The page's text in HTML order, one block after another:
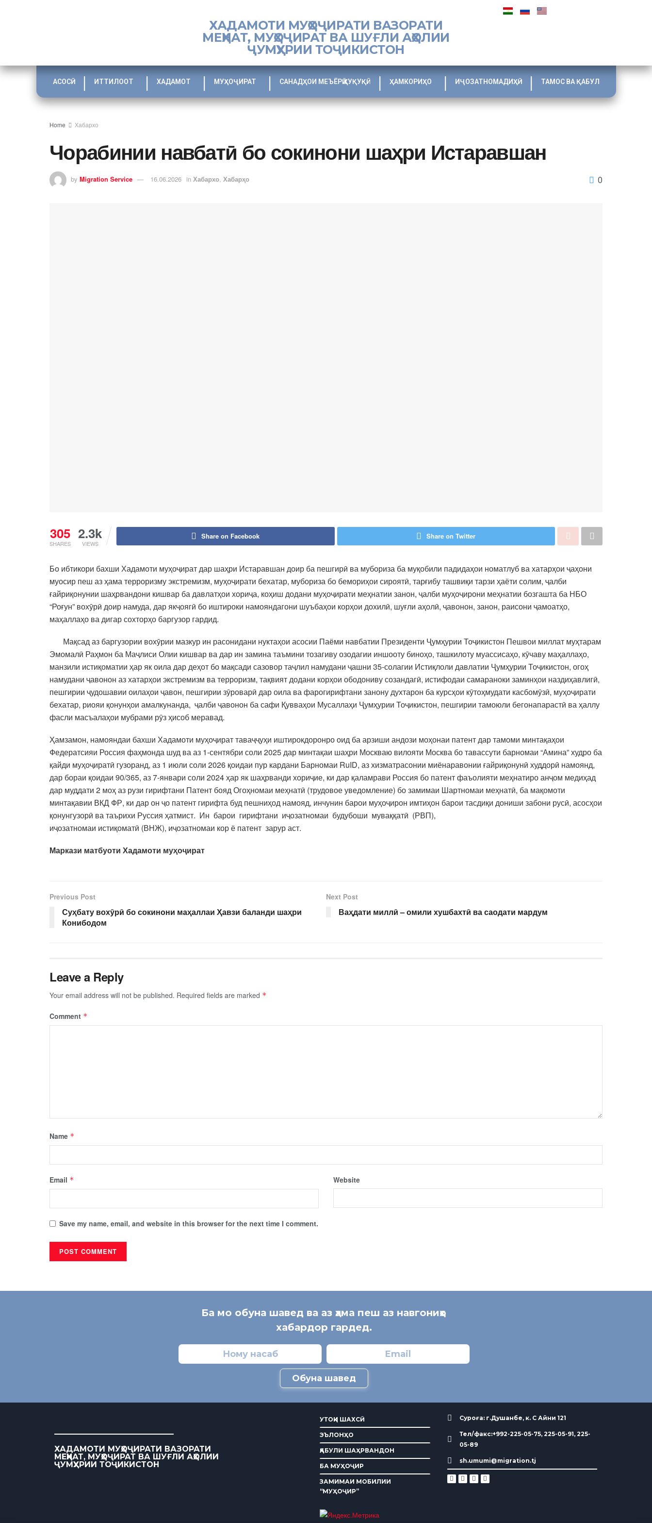
ХАДАМОТИ МУҲОҶИРАТИ ВАЗОРАТИ
МЕҲНАТ, МУҲОҶИРАТ ВА ШУҒЛИ АҲОЛИИ
ҶУМҲУРИИ ТОҶИКИСТОН
АСОСӢ ИТТИЛООТ ХАДАМОТ МУҲОҶИРАТ САНАДҲОИ МЕЪЁРӢ ҲУҚУҚӢ ҲАМКОРИҲО ИҶОЗАТНОМАДИҲӢ ТАМОС ВА ҚАБУЛ
Home Хабархо
Чорабинии навбатӣ бо сокинони шаҳри Истаравшан
by Migration Service 16.06.2026 in Хабархо, Хабарҳо 0
305
SHARES
2.3k
VIEWS
Share on Facebook Share on Twitter
Бо ибтикори бахши Хадамоти муҳоҷират дар шаҳри Истаравшан доир ба пешгирӣ ва мубориза ба муқобили падидаҳои номатлуб ва хатарҳои ҷаҳони
муосир пеш аз ҳама терроризму экстремизм, муҳоҷирати бехатар, мубориза бо бемориҳои сироятӣ, тарғибу ташвиқи тарзи ҳаёти солим, ҷалби
ғайриқонунии шаҳрвандони кишвар ба давлатҳои хориҷа, коҳиш додани муҳоҷирати меҳнатии занон, ҷалби муҳоҷирони меҳнатии бозгашта ба НБО
“Роғун” вохӯрӣ доир намуда, дар якҷоягӣ бо иштироки намояндагони шуъбаҳои корҳои дохилӣ, шуғли аҳолӣ, ҷавонон, занон, раисони ҷамоатҳо,
маҳаллаҳо ва дигар сохторҳо баргузор гардид.
Мақсад аз баргузории вохӯрии мазкур ин расонидани нуктаҳои асосии Паёми навбатии Президенти Ҷумҳурии Тоҷикистон Пешвои миллат муҳтарам
Эмомалӣ Раҳмон ба Маҷлиси Олии кишвар ва дар ин замина таъмини тозагиву озодагии иншооту биноҳо, ташкилоту муассисаҳо, кӯчаву маҳаллаҳо,
манзили истиқоматии ҳар як оила дар деҳот бо мақсади сазовор таҷлил намудани ҷашни 35-солагии Истиқлоли давлатии Ҷумҳурии Тоҷикистон, огоҳ
намудани ҷавонон аз хатарҳои экстремизм ва терроризм, тақвият додани корҳои ободониву созандагӣ, истифодаи самараноки заминҳои наздиҳавлигӣ,
пешгирии ҷудошавии оилаҳои ҷавон, пешгирии зӯроварӣ дар оила ва фарогирифтани занону духтарон ба курсҳои кӯтоҳмудати касбомӯзӣ, муҳоҷирати
бехатар, риояи қонунҳои амалкунанда, ҷалби ҷавонон ба сафи Қувваҳои Мусаллаҳи Ҷумҳурии Тоҷикистон, пешгирии тамоюли бегонапарастӣ ва ҳаллу
фасли масъалаҳои мубрами рӯз ҳисоб меравад.
Ҳамзамон, намояндаи бахши Хадамоти муҳоҷират таваҷҷуҳи иштирокдоронро оид ба арзиши андози моҳонаи патент дар тамоми минтақаҳои
Федератсияи Россия фаҳмонда шуд ва аз 1-сентябри соли 2025 дар минтақаи шаҳри Москваю вилояти Москва бо тавассути барномаи “Амина” худро ба
қайди муҳоҷиратӣ гузоранд, аз 1 июли соли 2026 қоидаи пур кардани Барномаи RuID, аз хизматрасонии миёнаравонии ғайриқонунӣ худдорӣ намоянд,
дар бораи қоидаи 90/365, аз 7-январи соли 2024 ҳар як шаҳрванди хориҷие, ки дар қаламрави Россия бо патент фаъолияти меҳнатиро анҷом медиҳад
дар муддати 2 моҳ аз рузи гирифтани Патент бояд Огоҳномаи меҳнатӣ (трудовое уведомление) бо замимаи Шартномаи меҳнатӣ, ба мақомоти
минтақавии ВКД ФР, ки дар он ҷо патент гирифта буд пешниҳод намояд, инчунин барои муҳоҷирон имтиҳон барои тасдиқи дониши забони русӣ, асосҳои
қонунгузорӣ ва таърихи Руссия ҳатмист. Ин барои гирифтани иҷозатномаи будубоши муваққатӣ (РВП),
иҷозатномаи истиқоматӣ (ВНЖ), иҷозатномаи кор ё патент зарур аст.
Маркази матбуоти Хадамоти муҳоҷират
Previous Post
Суҳбату вохӯрӣ бо сокинони маҳаллаи Ҳавзи баланди шаҳри
Конибодом
Next Post
Ваҳдати миллӣ – омили хушбахтӣ ва саодати мардум
Leave a Reply
Your email address will not be published. Required fields are marked *
Comment *
Name *
Email * Website
Save my name, email, and website in this browser for the next time I comment.
Ба мо обуна шавед ва аз ҳама пеш аз навгониҳо
хабардор гардед.
Обуна шавед
ХАДАМОТИ МУҲОҶИРАТИ ВАЗОРАТИ
МЕҲНАТ, МУҲОҶИРАТ ВА ШУҒЛИ АҲОЛИИ
ҶУМҲУРИИ ТОҶИКИСТОН
УТОҚИ ШАХСӢ
ЭЪЛОНҲО
ҚАБУЛИ ШАҲРВАНДОН
БА МУҲОҶИР
ЗАМИМАИ МОБИЛИИ
“МУҲОҶИР”
Суроға: г.Душанбе, к. С Айни 121
Тел/факс:+992-225-05-75, 225-05-91, 225-
05-89
sh.umumi@migration.tj